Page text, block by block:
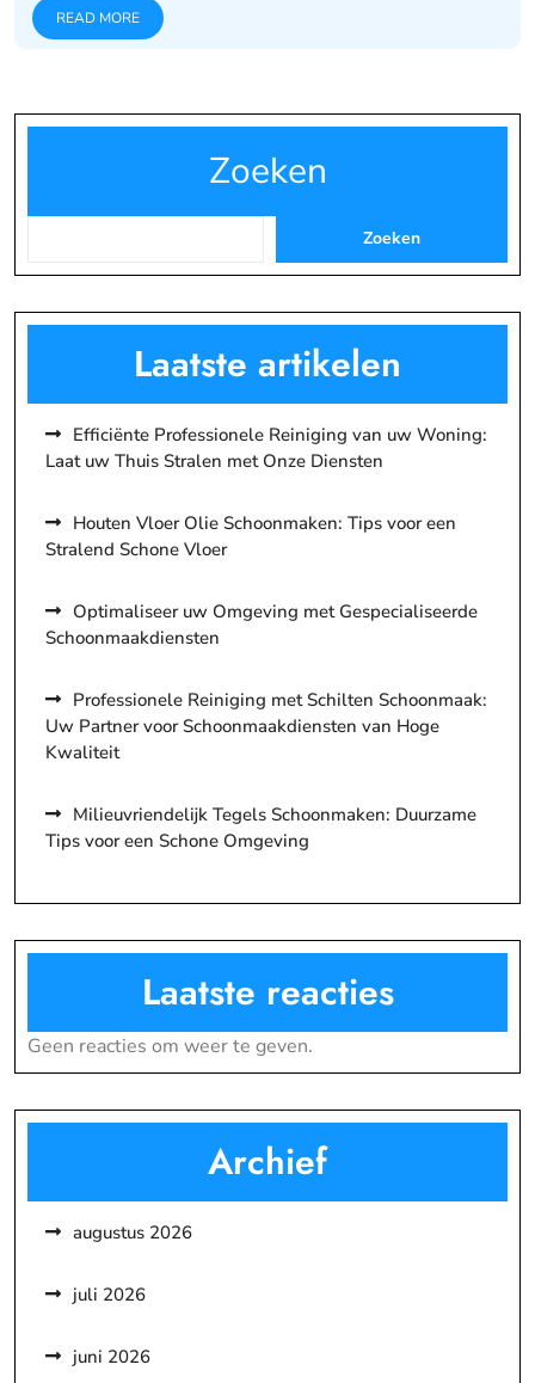
READ MORE
Zoeken
Zoeken
Laatste artikelen
Efficiënte Professionele Reiniging van uw Woning:
Laat uw Thuis Stralen met Onze Diensten
Houten Vloer Olie Schoonmaken: Tips voor een
Stralend Schone Vloer
Optimaliseer uw Omgeving met Gespecialiseerde
Schoonmaakdiensten
Professionele Reiniging met Schilten Schoonmaak:
Uw Partner voor Schoonmaakdiensten van Hoge
Kwaliteit
Milieuvriendelijk Tegels Schoonmaken: Duurzame
Tips voor een Schone Omgeving
Laatste reacties
Geen reacties om weer te geven.
Archief
augustus 2026
juli 2026
juni 2026